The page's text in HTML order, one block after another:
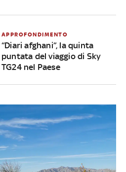
APPROFONDIMENTO
“Diari afghani”, la quinta
puntata del viaggio di Sky
TG24 nel Paese